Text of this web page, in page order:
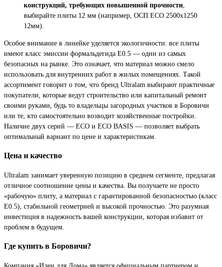
конструкций, требующих повышенной прочности
выбирайте плиты 12 мм (например, ОСП ECO 2500х1250
12мм).
Особое внимание в линейке уделяется экологичности: все плиты
имеют класс эмиссии формальдегида E0.5 — один из самых
безопасных на рынке. Это означает, что материал можно смело
использовать для внутренних работ в жилых помещениях. Такой
ассортимент говорит о том, что бренд Ultralam выбирают практичные
покупатели, которые ведут строительство или капитальный ремонт
своими руками, будь то владельцы загородных участков в Боровичи
или те, кто самостоятельно возводит хозяйственные постройки.
Наличие двух серий — ECO и ECO BASIS — позволяет выбрать
оптимальный вариант по цене и характеристикам.
Цена и качество
Ultralam занимает уверенную позицию в среднем сегменте, предлагая
отличное соотношение цены и качества. Вы получаете не просто
«рабочую» плиту, а материал с гарантированной безопасностью (класс
E0.5), стабильной геометрией и высокой прочностью. Это разумная
инвестиция в надежность вашей конструкции, которая избавит от
проблем в будущем.
Где купить в Боровичи?
Компания «Идеи для Дома» является официальным партнером и